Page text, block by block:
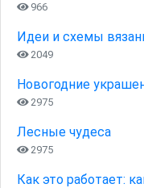
966
Идеи и схемы
2049
Новогодние
2975
Лесные чудеса
2975
Как это работает: